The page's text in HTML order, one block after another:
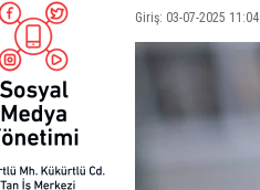
Giriş: 03-07-2025 11:04